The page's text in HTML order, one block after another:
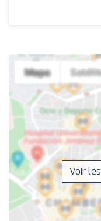
Voir